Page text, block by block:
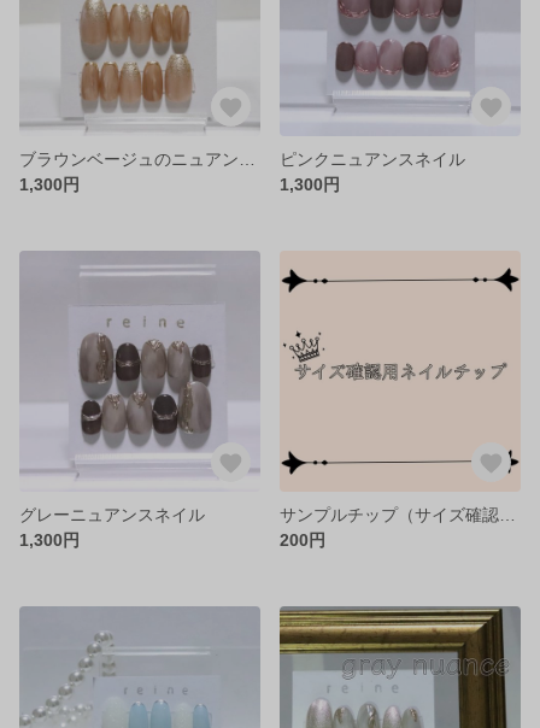
1,300円
ピンクニュアンスネイル
1,300円
グレーニュアンスネイル
1,300円
200円